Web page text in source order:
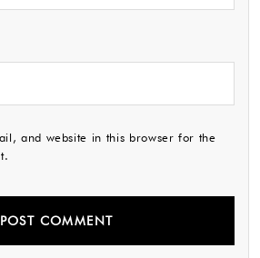
and website in this browser for the